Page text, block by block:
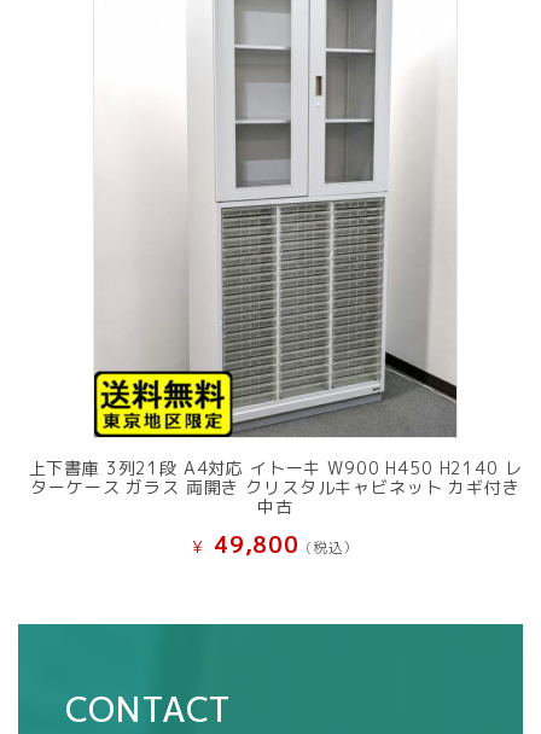
上下書庫 3列21段 A4対応 イトーキ W900 H450 H2140 レ
ターケース ガラス 両開き クリスタルキャビネット カギ付き
中古
¥ 49,800 (税込）
CONTACT